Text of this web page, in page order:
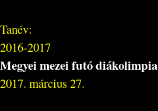
Tanév:
2016-2017
Megyei mezei futó diákolimpia
2017. március 27.